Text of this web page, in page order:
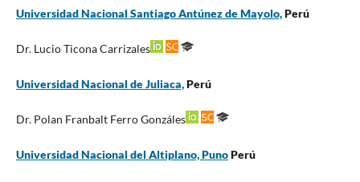
Universidad Nacional Santiago Antúnez de Mayolo,Perú
Dr. Lucio Ticona Carrizales
Universidad Nacional de Juliaca,Perú
Dr. Polan Franbalt Ferro Gonzáles
Universidad Nacional del Altiplano, PunoPerú